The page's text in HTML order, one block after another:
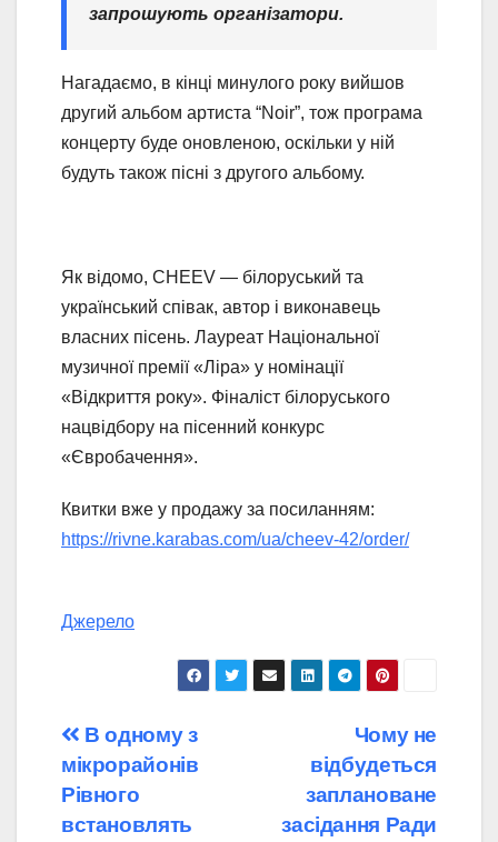
запрошують організатори.
Нагадаємо, в кінці минулого року вийшов
другий альбом артиста “Noir”, тож програма
концерту буде оновленою, оскільки у ній
будуть також пісні з другого альбому.
Як відомо, CHEEV — білоруський та
український співак, автор і виконавець
власних пісень. Лауреат Національної
музичної премії «Ліра» у номінації
«Відкриття року». Фіналіст білоруського
нацвідбору на пісенний конкурс
«Євробачення».
Квитки вже у продажу за посиланням:
https://rivne.karabas.com/ua/cheev-42/order/
Джерело
Навігація
записів
Чому не
відбудеться
заплановане
засідання Ради
В одному з
мікрорайонів
Рівного
встановлять